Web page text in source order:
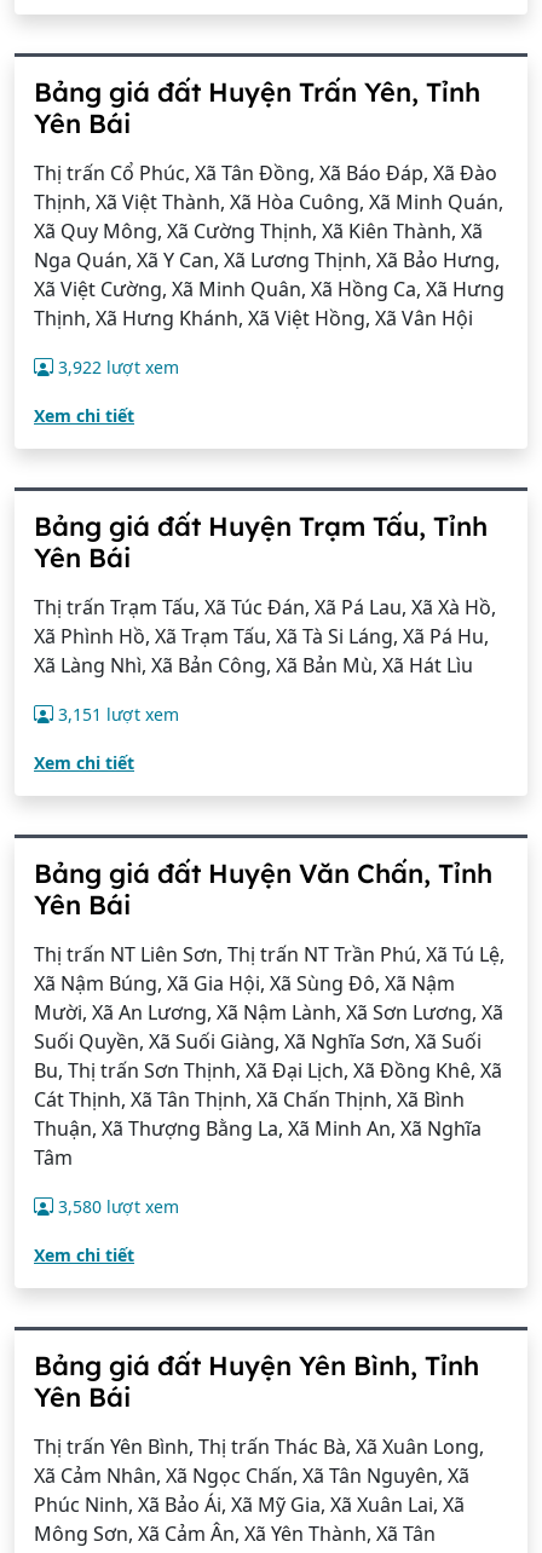
Bảng giá đất Huyện Trấn Yên, Tỉnh
Yên Bái
Thị trấn Cổ Phúc, Xã Tân Đồng, Xã Báo Đáp, Xã Đào
Thịnh, Xã Việt Thành, Xã Hòa Cuông, Xã Minh Quán,
Xã Quy Mông, Xã Cường Thịnh, Xã Kiên Thành, Xã
Nga Quán, Xã Y Can, Xã Lương Thịnh, Xã Bảo Hưng,
Xã Việt Cường, Xã Minh Quân, Xã Hồng Ca, Xã Hưng
Thịnh, Xã Hưng Khánh, Xã Việt Hồng, Xã Vân Hội
3,922 lượt xem
Xem chi tiết
Bảng giá đất Huyện Trạm Tấu, Tỉnh
Yên Bái
Thị trấn Trạm Tấu, Xã Túc Đán, Xã Pá Lau, Xã Xà Hồ,
Xã Phình Hồ, Xã Trạm Tấu, Xã Tà Si Láng, Xã Pá Hu,
Xã Làng Nhì, Xã Bản Công, Xã Bản Mù, Xã Hát Lìu
3,151 lượt xem
Xem chi tiết
Bảng giá đất Huyện Văn Chấn, Tỉnh
Yên Bái
Thị trấn NT Liên Sơn, Thị trấn NT Trần Phú, Xã Tú Lệ,
Xã Nậm Búng, Xã Gia Hội, Xã Sùng Đô, Xã Nậm
Mười, Xã An Lương, Xã Nậm Lành, Xã Sơn Lương, Xã
Suối Quyền, Xã Suối Giàng, Xã Nghĩa Sơn, Xã Suối
Bu, Thị trấn Sơn Thịnh, Xã Đại Lịch, Xã Đồng Khê, Xã
Cát Thịnh, Xã Tân Thịnh, Xã Chấn Thịnh, Xã Bình
Thuận, Xã Thượng Bằng La, Xã Minh An, Xã Nghĩa
Tâm
3,580 lượt xem
Xem chi tiết
Bảng giá đất Huyện Yên Bình, Tỉnh
Yên Bái
Thị trấn Yên Bình, Thị trấn Thác Bà, Xã Xuân Long,
Xã Cảm Nhân, Xã Ngọc Chấn, Xã Tân Nguyên, Xã
Phúc Ninh, Xã Bảo Ái, Xã Mỹ Gia, Xã Xuân Lai, Xã
Mông Sơn, Xã Cảm Ân, Xã Yên Thành, Xã Tân